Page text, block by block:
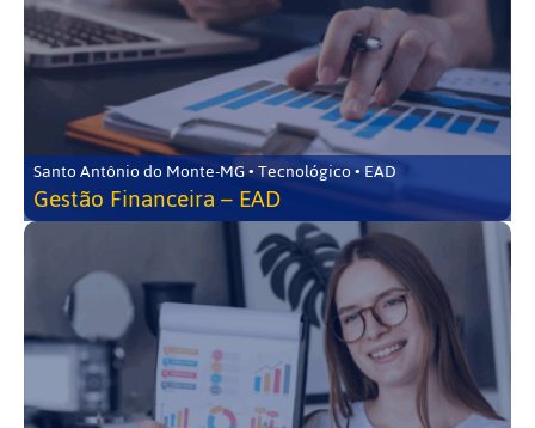
Santo Antônio do Monte-MG • Tecnológico • EAD
Gestão Financeira – EAD